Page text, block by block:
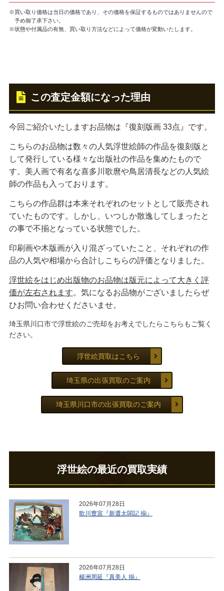
※買い取り価格は当日の価格であり、その価格を保証するものではありませんので
予め御了承下さい。
※状態や付属品の有無、買い取り方法などによって価格が変動いたします。
この査定金額になった理由
今回ご紹介いたしますお品物は『復刻版画 33点』です。
こちらのお品物は数々の人気浮世絵師の作品を復刻版と
して発行している様々な出版社の作品を集めたもので
す。美人画で有名な喜多川歌麿や鳥居清長などの人気絵
師の作品も入っております。
こちらの作品群は本来それぞれのセットとして販売され
ていたものです。しかし、いつしか散逸してしまったと
の事で不揃となっている状態でした。
印刷画や木版画が入り混ざっていたこと、それぞれの作
品の人気や相場から合計しこちらの評価となりました。
浮世絵をはじめ出版物のお品物は版元によって大きく評
価が左右されます。気になるお品物がございましたらぜ
ひお問い合わせくださいませ。
埼玉県川口市で浮世絵のご売却をお考えでしたらこちらもご覧く
ださい。
浮世絵買取はこちら
埼玉県の出張買取のご案内
埼玉県川口市の出張買取のご案内
浮世絵の最近の買取実績
2026年07月28日
歌川豊宣『新選太閤記 揃』
2026年07月28日
楊洲周延『真美人 揃』